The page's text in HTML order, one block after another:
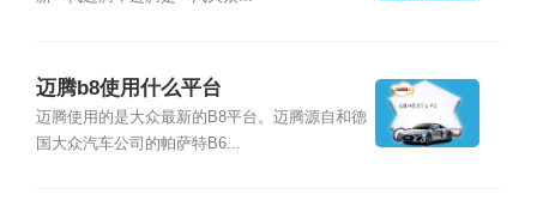
迈腾b8使用什么平台
迈腾使用的是大众最新的B8平台。迈腾源自和德
国大众汽车公司的帕萨特B6...